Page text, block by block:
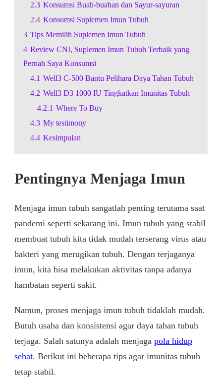
2.3 Konsumsi Buah-buahan dan Sayur-sayuran
2.4 Konsumsi Suplemen Imun Tubuh
3 Tips Memilih Suplemen Imun Tubuh
4 Review CNI, Suplemen Imun Tubuh Terbaik yang
Pernah Saya Konsumsi
4.1 Well3 C-500 Bantu Pelihara Daya Tahan Tubuh
4.2 Well3 D3 1000 IU Tingkatkan Imunitas Tubuh
4.2.1 Where To Buy
4.3 My testimony
4.4 Kesimpulan
Pentingnya Menjaga Imun
Menjaga imun tubuh sangatlah penting terutama saat
pandemi seperti sekarang ini. Imun tubuh yang stabil
membuat tubuh kita tidak mudah terserang virus atau
bakteri yang merugikan tubuh. Dengan terjaganya
imun, kita bisa melakukan aktivitas tanpa adanya
hambatan seperti sakit.
Namun, proses menjaga imun tubuh tidaklah mudah.
Butuh usaha dan konsistensi agar daya tahan tubuh
terjaga. Salah satunya adalah menjaga pola hidup
sehat. Berikut ini beberapa tips agar imunitas tubuh
tetap stabil.